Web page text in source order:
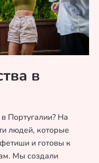
в
Португалии? На
людей, которые
и готовы к
Мы создали